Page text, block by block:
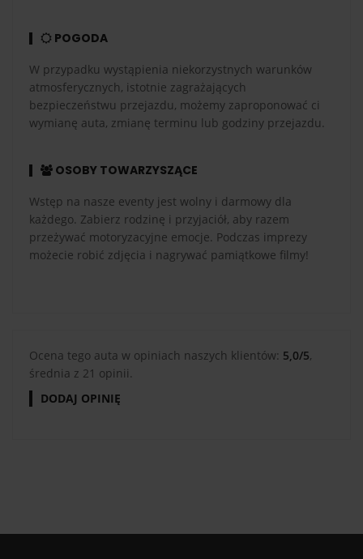
POGODA
W przypadku wystąpienia niekorzystnych warunków
atmosferycznych, istotnie zagrażających
bezpieczeństwu przejazdu, możemy zaproponować ci
wymianę auta, zmianę terminu lub godziny przejazdu.
OSOBY TOWARZYSZĄCE
Wstęp na nasze eventy jest wolny i darmowy dla
każdego. Zabierz rodzinę i przyjaciół, aby razem
przeżywać motoryzacyjne emocje. Podczas imprezy
możecie robić zdjęcia i nagrywać pamiątkowe filmy!
Ocena tego auta w opiniach naszych klientów: 5,0/5,
średnia z 21 opinii.
DODAJ OPINIĘ